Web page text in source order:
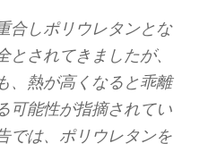
合しポリウレタンとな
とされてきましたが、
、熱が高くなると乖離
可能性が指摘されてい
では、ポリウレタンを